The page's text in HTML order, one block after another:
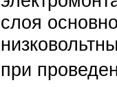
слоя
при